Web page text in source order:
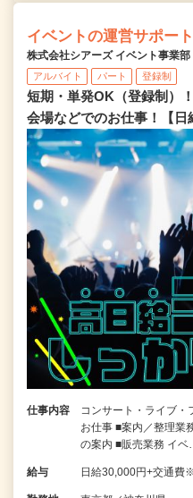
イベントの運営サポート
株式会社シアーズ イベント事業部
アルバイト パート 登録制
短期・単発OK（登録制）
会場などでのお仕事！【日
仕事内容
コンサート・ライブ・
お仕事 ■案内／整理業
の案内 ■販売業務 イ
給与 日給30,000円+交通費